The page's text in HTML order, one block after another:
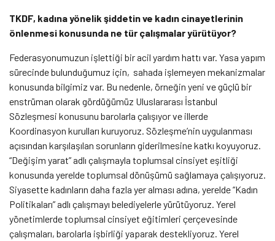
TKDF, kadına yönelik şiddetin ve kadın cinayetlerinin
önlenmesi konusunda ne tür çalışmalar yürütüyor?
Federasyonumuzun işlettiği bir acil yardım hattı var. Yasa yapım
sürecinde bulunduğumuz için, sahada işlemeyen mekanizmalar
konusunda bilgimiz var. Bu nedenle, örneğin yeni ve güçlü bir
enstrüman olarak gördüğümüz Uluslararası İstanbul
Sözleşmesi konusunu barolarla çalışıyor ve illerde
Koordinasyon kurulları kuruyoruz. Sözleşme’nin uygulanması
açısından karşılaşılan sorunların giderilmesine katkı koyuyoruz.
“Değişim yarat” adlı çalışmayla toplumsal cinsiyet eşitliği
konusunda yerelde toplumsal dönüşümü sağlamaya çalışıyoruz.
Siyasette kadınların daha fazla yer alması adına, yerelde “Kadın
Politikaları” adlı çalışmayı belediyelerle yürütüyoruz. Yerel
yönetimlerde toplumsal cinsiyet eğitimleri çerçevesinde
çalışmaları, barolarla işbirliği yaparak destekliyoruz. Yerel